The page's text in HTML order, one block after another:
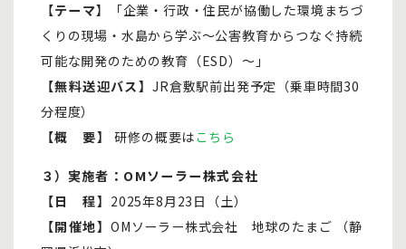
【テーマ】「企業・行政・住民が協働した環境まちづ
くりの現場・水島から学ぶ～公害教育からつなぐ持続
可能な開発のための教育（ESD）～」
【無料送迎バス】JR倉敷駅前出発予定（乗車時間30
分程度）
【概 要】研修の概要はこちら
３） 実施者：OMソーラー株式会社
【日 程】 2025年8月23日（土）
【開催地】OMソーラー株式会社 地球のたまご （静